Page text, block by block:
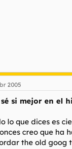
2005
si mejor en el
lo que dices es
creo que ha
the old goog